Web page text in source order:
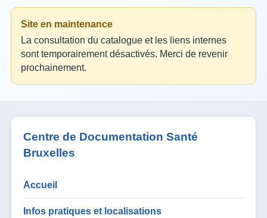
Site en maintenance
La consultation du catalogue et les liens internes
sont temporairement désactivés. Merci de revenir
prochainement.
Centre de Documentation Santé
Bruxelles
Accueil
Infos pratiques et localisations